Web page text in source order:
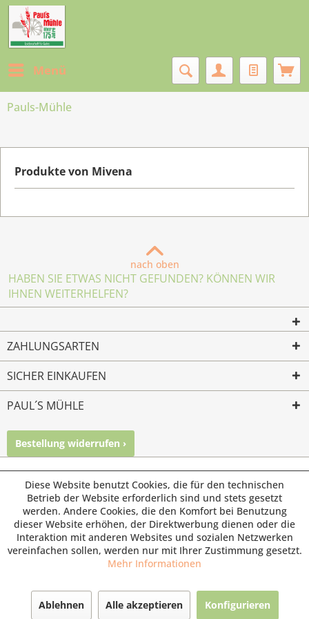
Menü
Pauls-Mühle
Produkte von Mivena
nach oben
HABEN SIE ETWAS NICHT GEFUNDEN? KÖNNEN WIR
IHNEN WEITERHELFEN?
ZAHLUNGSARTEN
SICHER EINKAUFEN
PAUL´S MÜHLE
Bestellung widerrufen ›
© Paul's Mühle | Inhaber: Christof Paul e.K. | Westring 2 |
45659 Recklinghausen
Fax: 02361 -28831 | E-Mail: info@pauls-muehle.de
Diese Website benutzt Cookies, die für den technischen
Betrieb der Website erforderlich sind und stets gesetzt
werden. Andere Cookies, die den Komfort bei Benutzung
dieser Website erhöhen, der Direktwerbung dienen oder die
Interaktion mit anderen Websites und sozialen Netzwerken
vereinfachen sollen, werden nur mit Ihrer Zustimmung gesetzt.
Mehr Informationen
Ablehnen Alle akzeptieren Konfigurieren